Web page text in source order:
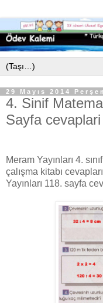
29 Mayıs 2014
4. Sinif
Sayfa
Meram Yayınları 4.
çalışma kitabı
Yayınları 118. sayfa